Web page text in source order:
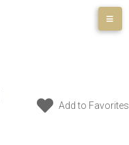
Add to Favorites